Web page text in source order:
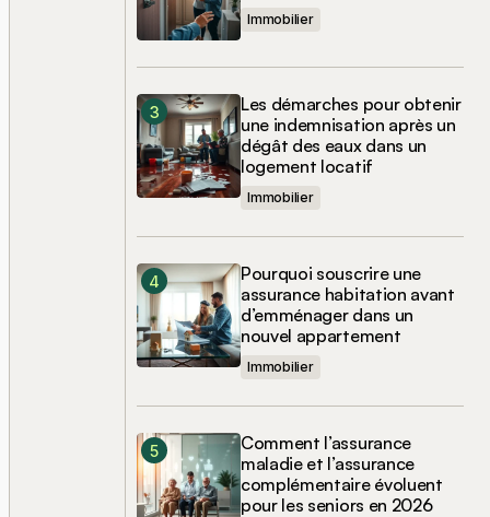
Immobilier
Les démarches pour obtenir
une indemnisation après un
dégât des eaux dans un
logement locatif
Immobilier
Pourquoi souscrire une
assurance habitation avant
d’emménager dans un
nouvel appartement
Immobilier
Comment l’assurance
maladie et l’assurance
complémentaire évoluent
pour les seniors en 2026